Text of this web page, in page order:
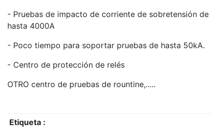
- Pruebas de impacto de corriente de sobretensión de
hasta 4000A
- Poco tiempo para soportar pruebas de hasta 50kA.
- Centro de protección de relés
OTRO centro de pruebas de rountine,.....
Etiqueta :